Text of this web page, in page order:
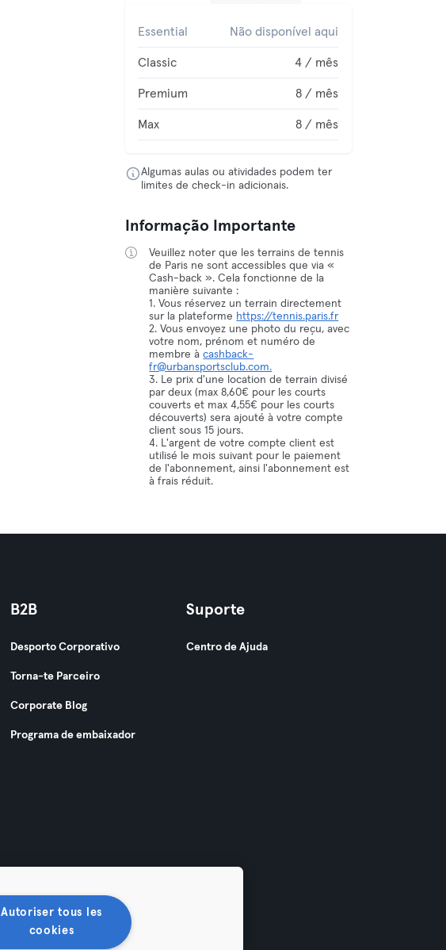
Essential Não disponível aqui
Classic 4 / mês
Premium 8 / mês
Max 8 / mês
Algumas aulas ou atividades podem ter
limites de check-in adicionais.
Informação Importante
Veuillez noter que les terrains de tennis
de Paris ne sont accessibles que via «
Cash-back ». Cela fonctionne de la
manière suivante :
1. Vous réservez un terrain directement
sur la plateforme https://tennis.paris.fr
2. Vous envoyez une photo du reçu, avec
votre nom, prénom et numéro de
membre àcashback-
fr@urbansportsclub.com.
3. Le prix d'une location de terrain divisé
par deux (max 8,60€ pour les courts
couverts et max 4,55€ pour les courts
découverts) sera ajouté à votre compte
client sous 15 jours.
4. L'argent de votre compte client est
utilisé le mois suivant pour le paiement
de l'abonnement, ainsi l'abonnement est
à frais réduit.
B2B
Desporto Corporativo
Torna-te Parceiro
Corporate Blog
Programa de embaixador
Suporte
Centro de Ajuda
Autoriser tous les
cookies